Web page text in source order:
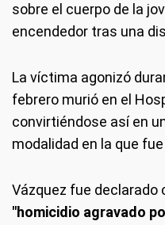
sobre el cuerpo de la
encendedor tras una
La víctima agonizó
febrero murió en el
convirtiéndose así en
modalidad en la que
Vázquez fue declarado
"homicidio agravado